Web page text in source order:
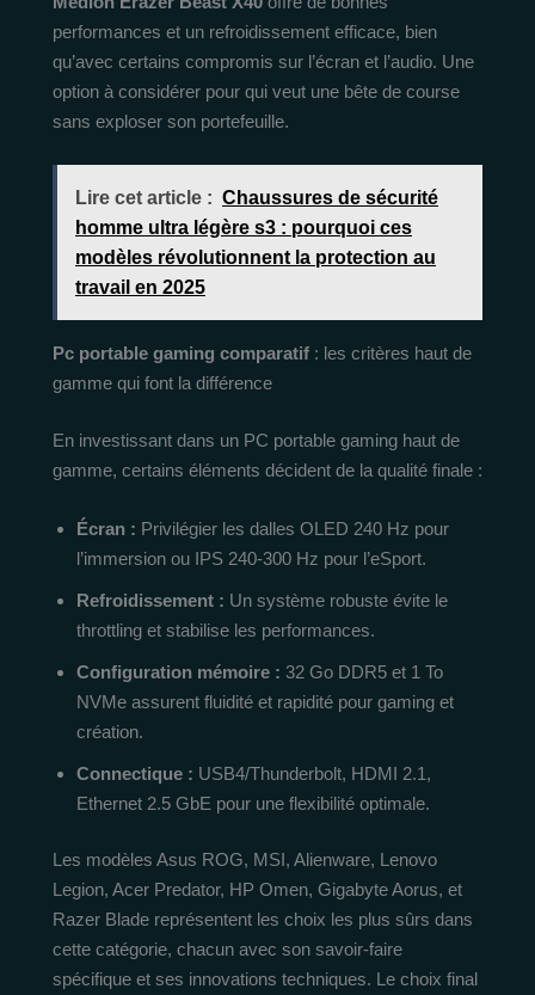
performances et un refroidissement efficace, bien
qu’avec certains compromis sur l’écran et l’audio. Une
option à considérer pour qui veut une bête de course
sans exploser son portefeuille.
Lire cet article : Chaussures de sécurité
homme ultra légère s3 : pourquoi ces
modèles révolutionnent la protection au
travail en 2025
Pc portable gaming comparatif : les critères haut de
gamme qui font la différence
En investissant dans un PC portable gaming haut de
gamme, certains éléments décident de la qualité finale :
Écran : Privilégier les dalles OLED 240 Hz pour
l’immersion ou IPS 240-300 Hz pour l’eSport.
Refroidissement : Un système robuste évite le
throttling et stabilise les performances.
Configuration mémoire : 32 Go DDR5 et 1 To
NVMe assurent fluidité et rapidité pour gaming et
création.
Connectique : USB4/Thunderbolt, HDMI 2.1,
Ethernet 2.5 GbE pour une flexibilité optimale.
Les modèles Asus ROG, MSI, Alienware, Lenovo
Legion, Acer Predator, HP Omen, Gigabyte Aorus, et
Razer Blade représentent les choix les plus sûrs dans
cette catégorie, chacun avec son savoir-faire
spécifique et ses innovations techniques. Le choix final